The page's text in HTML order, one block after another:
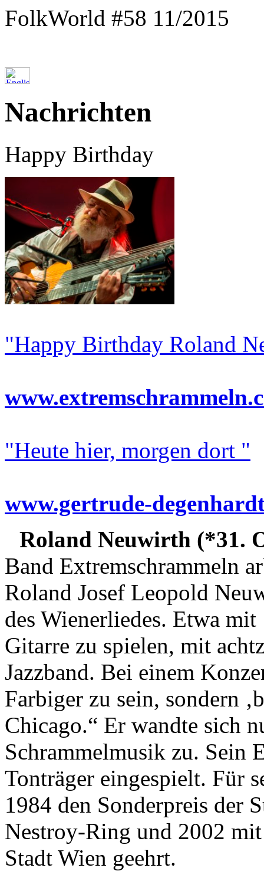
FolkWorld #58 11/2015
Nachrichten
Happy Birthday
"Happy Birthday Roland
"Heute hier, morgen dort "
www.gertrude-
Roland Neuwirth (*31.
Band Extremschrammeln
Roland Josef Leopold
des Wienerliedes. Etwa
Gitarre zu spielen, mit
Jazzband. Bei einem
Farbiger zu sein, sondern
Chicago.“ Er wandte sich
Schrammelmusik zu. Sein
Tonträger eingespielt. Für
1984 den Sonderpreis der
Nestroy-Ring und 2002
Stadt Wien geehrt.